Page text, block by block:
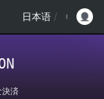
日本语 /
決済